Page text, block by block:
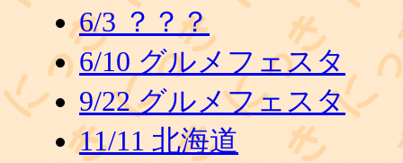
6/3 ？？？
6/10 グルメフェスタ
9/22 グルメフェスタ
11/11 北海道